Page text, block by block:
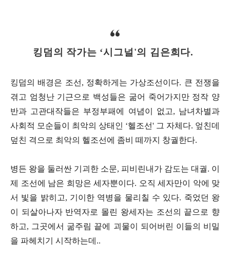
킹덤의 작가는 ‘시그널'의 김은희다.
킹덤의 배경은 조선, 정확하게는 가상조선이다. 큰 전쟁을
겪고 엄청난 기근으로 백성들은 굶어 죽어가지만 정작 양
반과 고관대작들은 부정부패에 여념이 없고, 남녀차별과
사회적 모순들이 최악의 상태인 ‘헬조선' 그 자체다. 엎친데
덮친 격으로 최악의 헬조선에 좀비 떼까지 창궐한다.
병든 왕을 둘러싼 기괴한 소문, 피비린내가 감도는 대궐. 이
제 조선에 남은 희망은 세자뿐이다. 오직 세자만이 악에 맞
서 빛을 밝히고, 기이한 역병을 물리칠 수 있다. 죽었던 왕
이 되살아나자 반역자로 몰린 왕세자는 조선의 끝으로 향
하고, 그곳에서 굶주림 끝에 괴물이 되어버린 이들의 비밀
을 파헤치기 시작하는데..